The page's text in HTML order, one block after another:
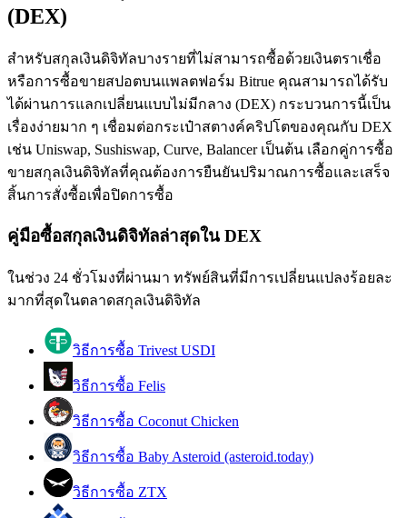
เป็นเทรดเดอร์คัดลอก
เพลิดเพลินกับการแบ่งปันผลกำไรและค่าคอมมิชชั่นการคัด
ลอกการซื้อขาย
การวิเคราะห์ข้อมูลขนาดใหญ่ รวมถึงข้อมูลการค้า ฯลฯ
(DEX)
สำหรับสกุลเงินดิจิทัลบางรายที่ไม่สามารถซื้อด้วยเงินตราเชื่อ
หรือการซื้อขายสปอตบนแพลตฟอร์ม Bitrue คุณสามารถได้รับ
ได้ผ่านการแลกเปลี่ยนแบบไม่มีกลาง (DEX) กระบวนการนี้เป็น
เรื่องง่ายมาก ๆ เชื่อมต่อกระเป๋าสตางค์คริปโตของคุณกับ DEX
เช่น Uniswap, Sushiswap, Curve, Balancer เป็นต้น เลือกคู่การซื้อ
ขายสกุลเงินดิจิทัลที่คุณต้องการยืนยันปริมาณการซื้อและเสร็จ
สิ้นการสั่งซื้อเพื่อปิดการซื้อ
คู่มือซื้อสกุลเงินดิจิทัลล่าสุดใน DEX
ในช่วง 24 ชั่วโมงที่ผ่านมา ทรัพย์สินที่มีการเปลี่ยนแปลงร้อยละ
มากที่สุดในตลาดสกุลเงินดิจิทัล
วิธีการซื้อ Trivest USDI
วิธีการซื้อ Felis
วิธีการซื้อ Coconut Chicken
วิธีการซื้อ Baby Asteroid (asteroid.today)
วิธีการซื้อ ZTX